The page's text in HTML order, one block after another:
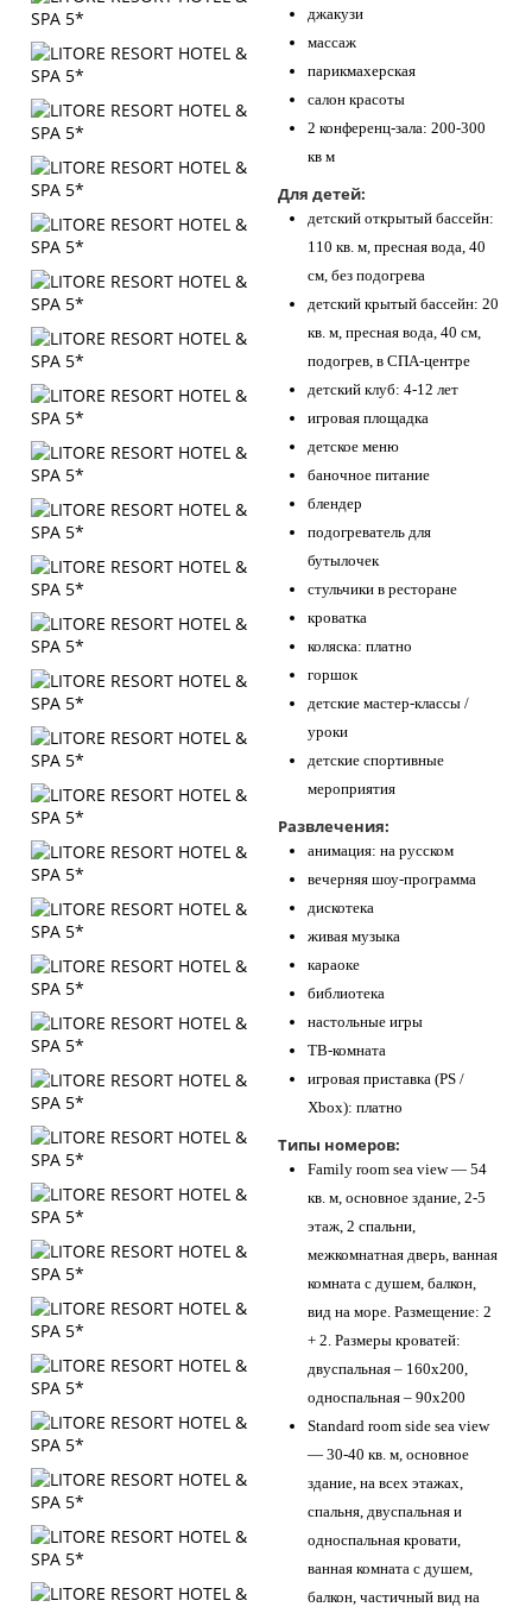
джакузи
массаж
парикмахерская
салон красоты
2 конференц-зала: 200-300
кв м
Для детей:
детский открытый бассейн:
110 кв. м, пресная вода, 40
см, без подогрева
детский крытый бассейн: 20
кв. м, пресная вода, 40 см,
подогрев, в СПА-центре
детский клуб: 4-12 лет
игровая площадка
детское меню
баночное питание
блендер
подогреватель для
бутылочек
стульчики в ресторане
кроватка
коляска: платно
горшок
детские мастер-классы /
уроки
детские спортивные
мероприятия
Развлечения:
анимация: на русском
вечерняя шоу-программа
дискотека
живая музыка
караоке
библиотека
настольные игры
ТВ-комната
игровая приставка (PS /
Xbox): платно
Типы номеров:
Family room sea view — 54
кв. м, основное здание, 2-5
этаж, 2 спальни,
межкомнатная дверь, ванная
комната с душем, балкон,
вид на море. Размещение: 2
+ 2. Размеры кроватей:
двуспальная – 160х200,
односпальная – 90х200
Standard room side sea view
— 30-40 кв. м, основное
здание, на всех этажах,
спальня, двуспальная и
односпальная кровати,
ванная комната с душем,
балкон, частичный вид на